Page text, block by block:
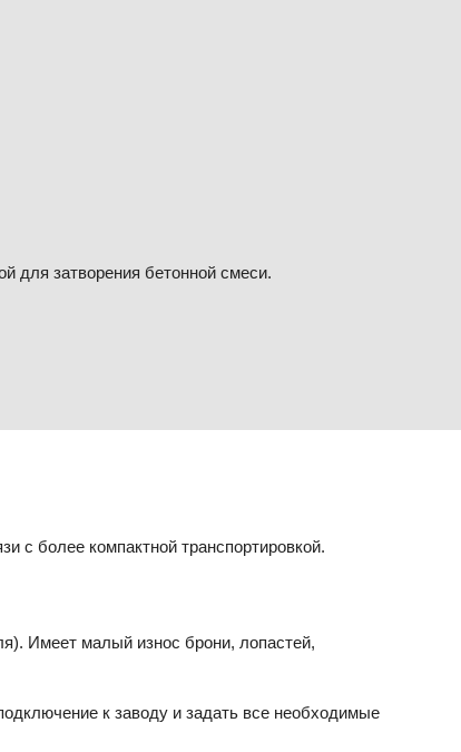
для затворения бетонной смеси.
с более компактной транспортировкой.
Имеет малый износ брони, лопастей,
к заводу и задать все необходимые